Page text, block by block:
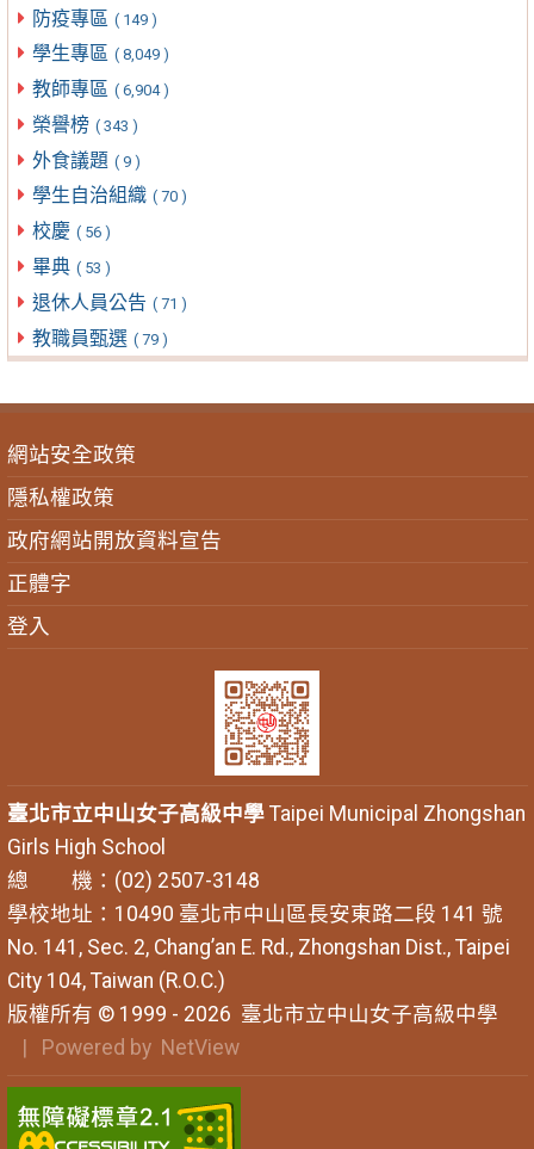
防疫專區 ( 149 )
學生專區 ( 8,049 )
教師專區 ( 6,904 )
榮譽榜 ( 343 )
外食議題 ( 9 )
學生自治組織 ( 70 )
校慶 ( 56 )
畢典 ( 53 )
退休人員公告 ( 71 )
教職員甄選 ( 79 )
網站安全政策
隱私權政策
政府網站開放資料宣告
正體字
登入
臺北市立中山女子高級中學Taipei Municipal Zhongshan
Girls High School
總 機：(02) 2507-3148
學校地址：10490 臺北市中山區長安東路二段 141 號
No. 141, Sec. 2, Chang’an E. Rd., Zhongshan Dist., Taipei
City 104, Taiwan (R.O.C.)
版權所有 © 1999 - 2026 臺北市立中山女子高級中學
| Powered by NetView